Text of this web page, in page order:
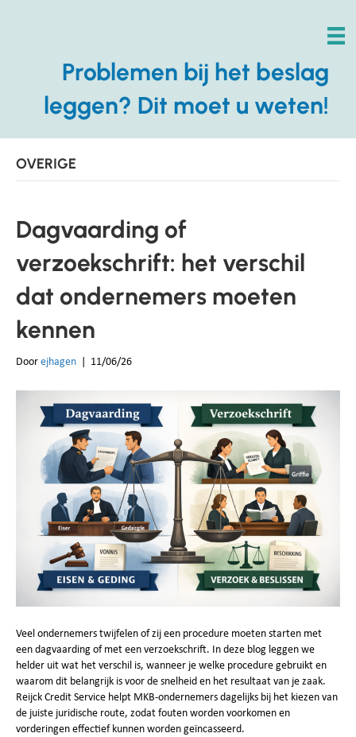
Problemen bij het beslag
leggen? Dit moet u weten!
OVERIGE
Dagvaarding of
verzoekschrift: het verschil
dat ondernemers moeten
kennen
Door ejhagen 11/06/26
Veel ondernemers twijfelen of zij een procedure moeten starten met
een dagvaarding of met een verzoekschrift. In deze blog leggen we
helder uit wat het verschil is, wanneer je welke procedure gebruikt en
waarom dit belangrijk is voor de snelheid en het resultaat van je zaak.
Reijck Credit Service helpt MKB‑ondernemers dagelijks bij het kiezen van
de juiste juridische route, zodat fouten worden voorkomen en
vorderingen effectief kunnen worden geïncasseerd.